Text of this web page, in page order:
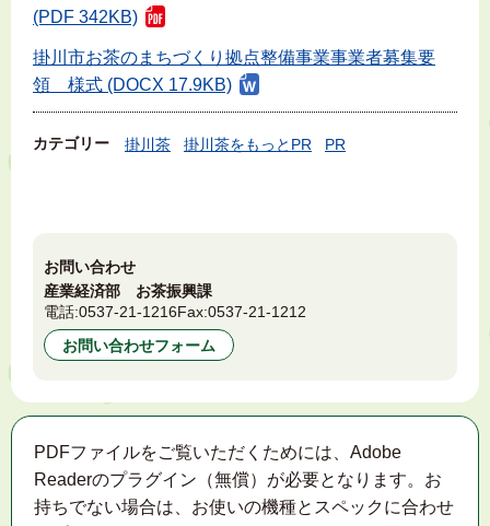
(PDF 342KB)
掛川市お茶のまちづくり拠点整備事業事業者募集要
領 様式 (DOCX 17.9KB)
カテゴリー 掛川茶 掛川茶をもっとPR PR
お問い合わせ
産業経済部 お茶振興課
電話:0537-21-1216Fax:0537-21-1212
お問い合わせフォーム
PDFファイルをご覧いただくためには、Adobe
Readerのプラグイン（無償）が必要となります。お
持ちでない場合は、お使いの機種とスペックに合わせ